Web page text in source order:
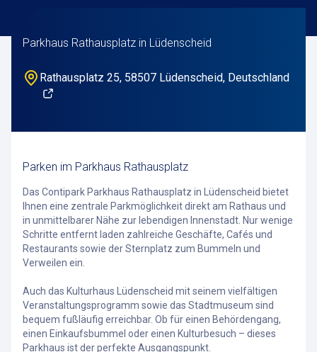
Parkhaus Rathausplatz in Lüdenscheid
Rathausplatz 25, 58507 Lüdenscheid, Deutschland
Parken im Parkhaus Rathausplatz
Das Contipark Parkhaus Rathausplatz in Lüdenscheid bietet
Ihnen eine zentrale Parkmöglichkeit direkt am Rathaus und
in unmittelbarer Nähe zur lebendigen Innenstadt. Nur wenige
Schritte entfernt laden zahlreiche Geschäfte, Cafés und
Restaurants sowie der Sternplatz zum Bummeln und
Verweilen ein.
Auch das Kulturhaus Lüdenscheid mit seinem vielfältigen
Veranstaltungsprogramm sowie das Stadtmuseum sind
bequem fußläufig erreichbar. Ob für einen Behördengang,
einen Einkaufsbummel oder einen Kulturbesuch – dieses
Parkhaus ist der perfekte Ausgangspunkt.